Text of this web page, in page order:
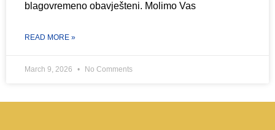
blagovremeno obavješteni. Molimo Vas
READ MORE »
March 9, 2026 No Comments